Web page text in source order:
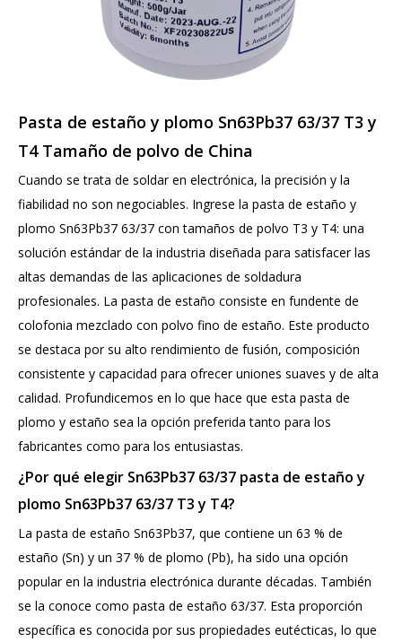
Pasta de estaño y plomo Sn63Pb37 63/37 T3 y
T4 Tamaño de polvo de China
Cuando se trata de soldar en electrónica, la precisión y la
fiabilidad no son negociables. Ingrese la pasta de estaño y
plomo Sn63Pb37 63/37 con tamaños de polvo T3 y T4: una
solución estándar de la industria diseñada para satisfacer las
altas demandas de las aplicaciones de soldadura
profesionales. La pasta de estaño consiste en fundente de
colofonia mezclado con polvo fino de estaño. Este producto
se destaca por su alto rendimiento de fusión, composición
consistente y capacidad para ofrecer uniones suaves y de alta
calidad. Profundicemos en lo que hace que esta pasta de
plomo y estaño sea la opción preferida tanto para los
fabricantes como para los entusiastas.
¿Por qué elegir Sn63Pb37 63/37 pasta de estaño y
plomo Sn63Pb37 63/37 T3 y T4?
La pasta de estaño Sn63Pb37, que contiene un 63 % de
estaño (Sn) y un 37 % de plomo (Pb), ha sido una opción
popular en la industria electrónica durante décadas. También
se la conoce como pasta de estaño 63/37. Esta proporción
específica es conocida por sus propiedades eutécticas, lo que